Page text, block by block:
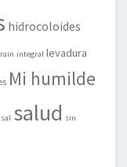
hidrocoloides
integral levadura
Mi humilde
sal salud sin